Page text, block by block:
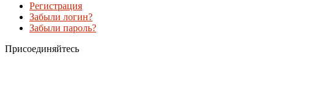
Регистрация
Забыли логин?
Забыли пароль?
Присоединяйтесь